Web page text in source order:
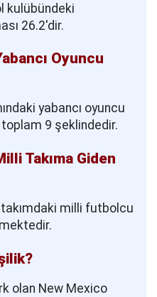
kulübündeki
26.2'dir.
Oyuncu
yabancı oyuncu
toplam 9 şeklindedir.
Takıma Giden
milli futbolcu
olan New Mexico